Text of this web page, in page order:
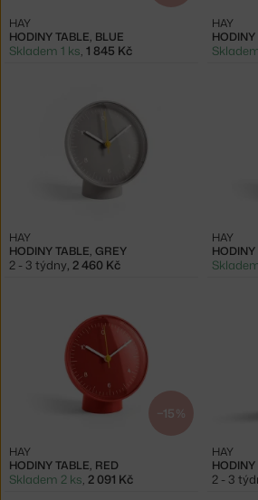
HODINY TABLE, BLUE
HAY
Skladem 1 ks, 1 845 Kč
HODINY
HAY
HODINY TABLE, GREY
HAY
2 - 3 týdny, 2 460 Kč
HAY
−15 %
HODINY TABLE, RED
HAY
Skladem 2 ks, 2 091 Kč
HAY
2 - 3